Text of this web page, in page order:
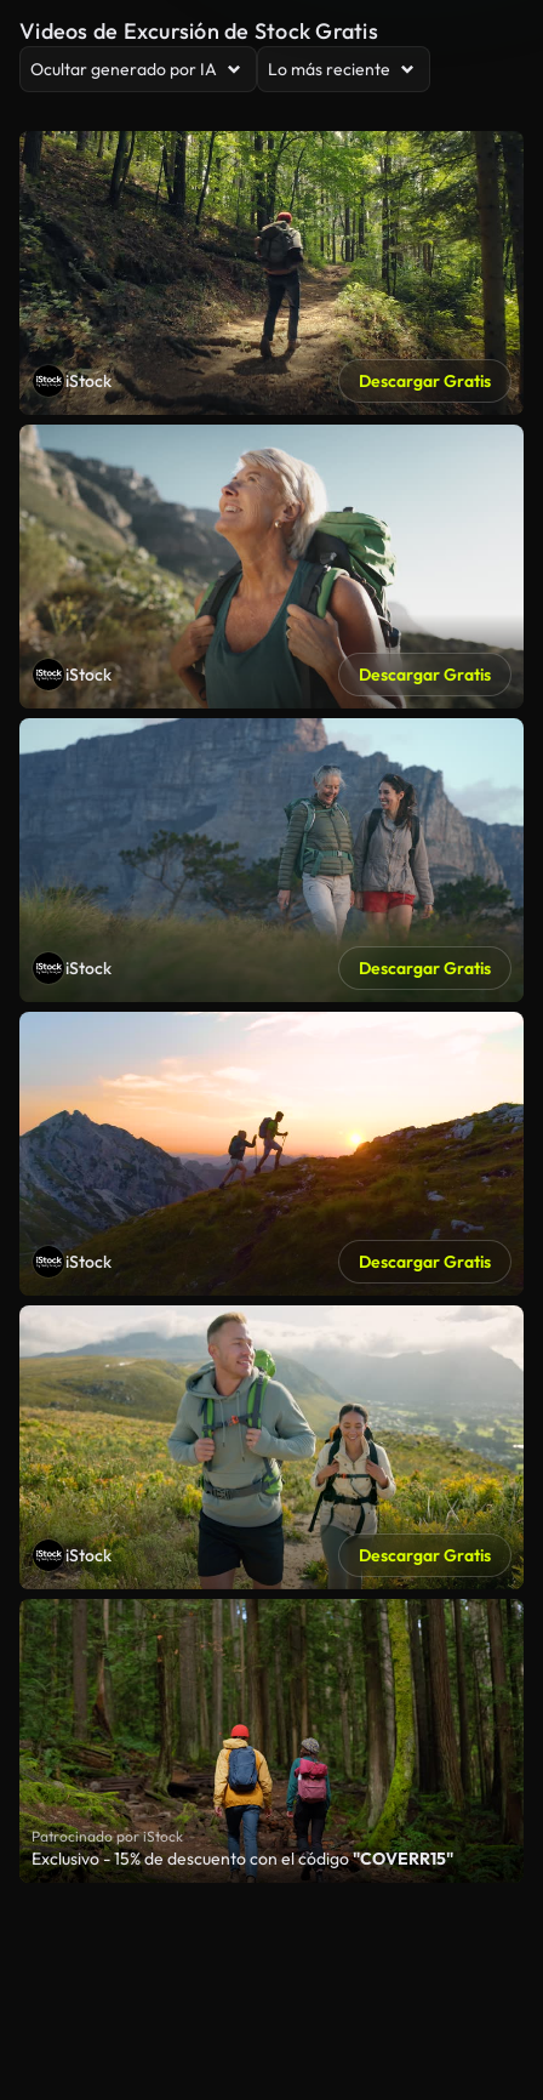
Videos de Excursión de Stock Gratis
Ocultar generado por IA Lo más reciente
iStock Descargar Gratis
iStock Descargar Gratis
iStock Descargar Gratis
iStock Descargar Gratis
iStock Descargar Gratis
Patrocinado por iStock
Exclusivo - 15% de descuento con el código"COVERR15"